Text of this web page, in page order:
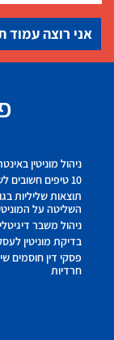
אני רוצה עמוד
ניהול מוניטין
10 טיפים חשובים לשמירה על המוניטין האישי ברשת
תוצאות שליליות
השליטה על
ניהול משבר
בדיקת מוניטין
פסקי דין חוסמים
חרדיות